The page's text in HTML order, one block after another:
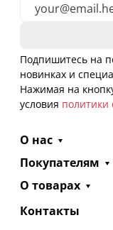
Подпишитесь на
новинках и
Нажимая на
условия политики
О нас
Покупателям
О товарах
Контакты